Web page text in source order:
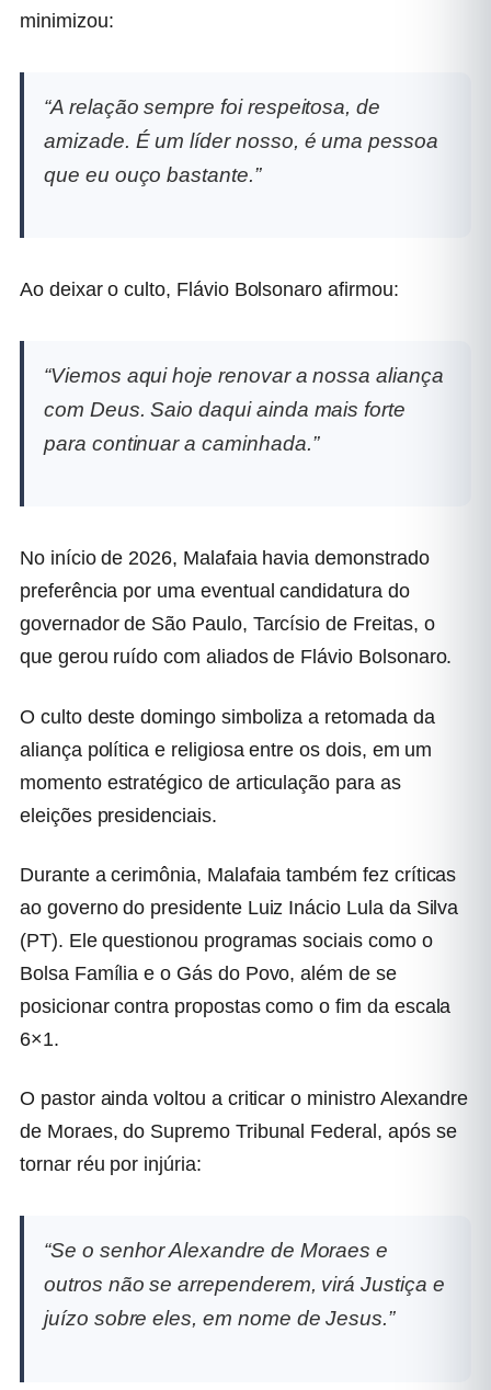
minimizou:
“A relação sempre foi respeitosa, de
amizade. É um líder nosso, é uma pessoa
que eu ouço bastante.”
Ao deixar o culto, Flávio Bolsonaro afirmou:
“Viemos aqui hoje renovar a nossa aliança
com Deus. Saio daqui ainda mais forte
para continuar a caminhada.”
No início de 2026, Malafaia havia demonstrado
preferência por uma eventual candidatura do
governador de São Paulo, Tarcísio de Freitas, o
que gerou ruído com aliados de Flávio Bolsonaro.
O culto deste domingo simboliza a retomada da
aliança política e religiosa entre os dois, em um
momento estratégico de articulação para as
eleições presidenciais.
Durante a cerimônia, Malafaia também fez críticas
ao governo do presidente Luiz Inácio Lula da Silva
(PT). Ele questionou programas sociais como o
Bolsa Família e o Gás do Povo, além de se
posicionar contra propostas como o fim da escala
6×1.
O pastor ainda voltou a criticar o ministro Alexandre
de Moraes, do Supremo Tribunal Federal, após se
tornar réu por injúria:
“Se o senhor Alexandre de Moraes e
outros não se arrependerem, virá Justiça e
juízo sobre eles, em nome de Jesus.”